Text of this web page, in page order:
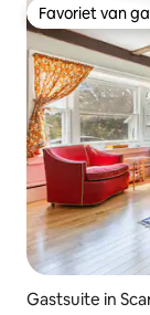
Favoriet van
Favoriet van
Gastsuite in